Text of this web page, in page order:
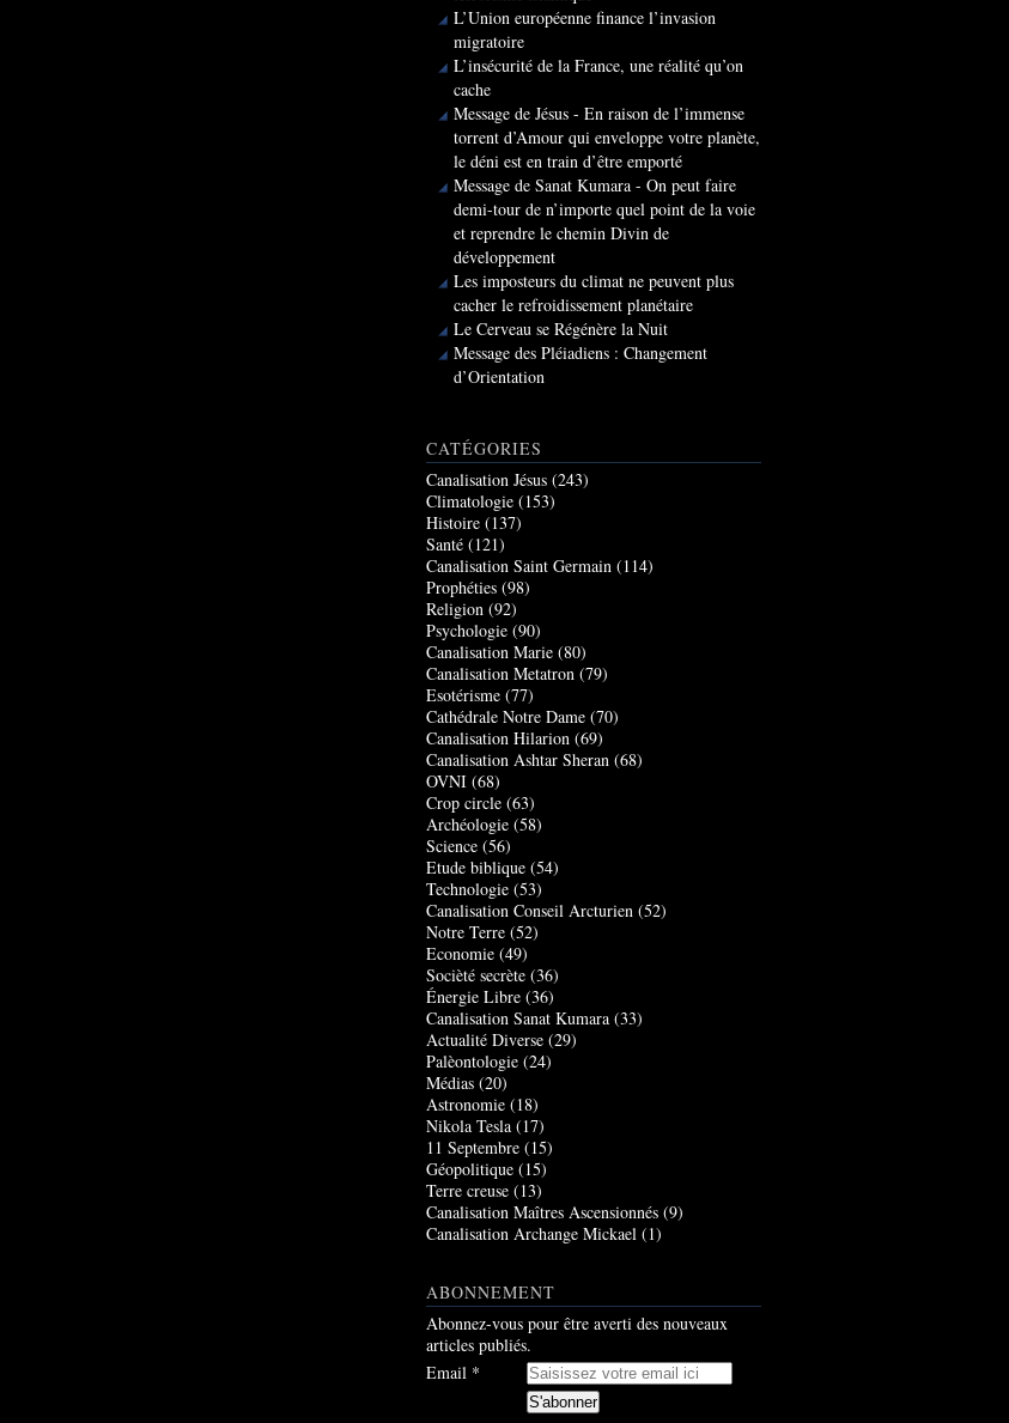
L’Union européenne finance l’invasion
migratoire
L’insécurité de la France, une réalité qu’on
cache
Message de Jésus - En raison de l’immense
torrent d’Amour qui enveloppe votre planète,
le déni est en train d’être emporté
Message de Sanat Kumara - On peut faire
demi-tour de n’importe quel point de la voie
et reprendre le chemin Divin de
développement
Les imposteurs du climat ne peuvent plus
cacher le refroidissement planétaire
Le Cerveau se Régénère la Nuit
Message des Pléiadiens : Changement
d’Orientation
CATÉGORIES
Canalisation Jésus (243)
Climatologie (153)
Histoire (137)
Santé (121)
Canalisation Saint Germain (114)
Prophéties (98)
Religion (92)
Psychologie (90)
Canalisation Marie (80)
Canalisation Metatron (79)
Esotérisme (77)
Cathédrale Notre Dame (70)
Canalisation Hilarion (69)
Canalisation Ashtar Sheran (68)
OVNI (68)
Crop circle (63)
Archéologie (58)
Science (56)
Etude biblique (54)
Technologie (53)
Canalisation Conseil Arcturien (52)
Notre Terre (52)
Economie (49)
Socièté secrète (36)
Énergie Libre (36)
Canalisation Sanat Kumara (33)
Actualité Diverse (29)
Palèontologie (24)
Médias (20)
Astronomie (18)
Nikola Tesla (17)
11 Septembre (15)
Géopolitique (15)
Terre creuse (13)
Canalisation Maîtres Ascensionnés (9)
Canalisation Archange Mickael (1)
ABONNEMENT
Abonnez-vous pour être averti des nouveaux
articles publiés.
Email